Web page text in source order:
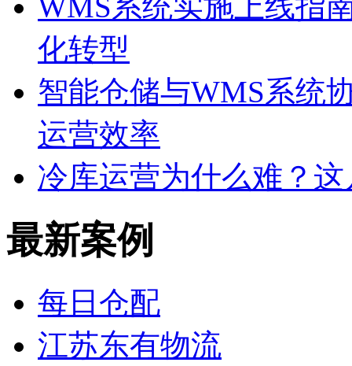
WMS系统实施上线指
化转型
智能仓储与WMS系统
运营效率
冷库运营为什么难？
最新案例
每日仓配
江苏东有物流